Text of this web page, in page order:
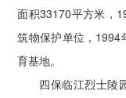
面积33170平方米，
筑物保护单位，1994
育基地。
四保临江烈士陵